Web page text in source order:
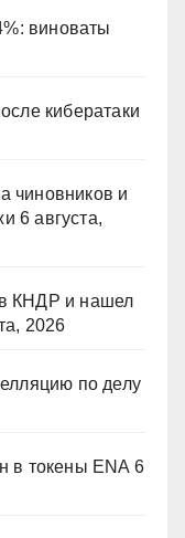
виноваты
кибератаки
чиновников и
6 августа,
КНДР и нашел
2026
по делу
в токены ENA 6